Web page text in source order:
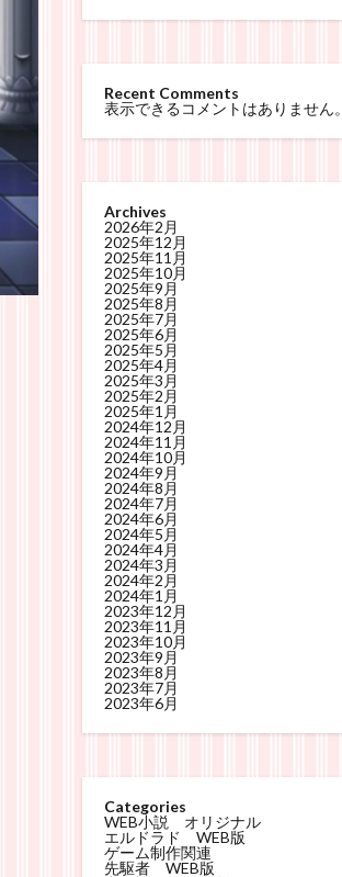
Recent Comments
表示できるコメントはありません。
Archives
2026年2月
2025年12月
2025年11月
2025年10月
2025年9月
2025年8月
2025年7月
2025年6月
2025年5月
2025年4月
2025年3月
2025年2月
2025年1月
2024年12月
2024年11月
2024年10月
2024年9月
2024年8月
2024年7月
2024年6月
2024年5月
2024年4月
2024年3月
2024年2月
2024年1月
2023年12月
2023年11月
2023年10月
2023年9月
2023年8月
2023年7月
2023年6月
Categories
WEB小説 オリジナル
エルドラド WEB版
ゲーム制作関連
先駆者 WEB版